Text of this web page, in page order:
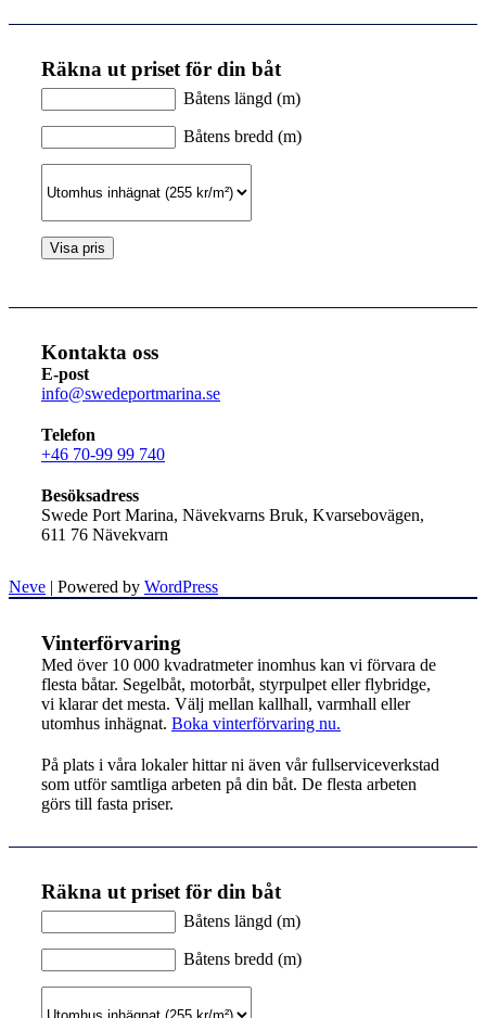
Räkna ut priset för din båt
Båtens längd (m)
Båtens bredd (m)
Kontakta oss
E-post
info@swedeportmarina.se
Telefon
+46 70-99 99 740
Besöksadress
Swede Port Marina, Nävekvarns Bruk, Kvarsebovägen,
611 76 Nävekvarn
Neve | Powered by WordPress
Vinterförvaring
Med över 10 000 kvadratmeter inomhus kan vi förvara de
flesta båtar. Segelbåt, motorbåt, styrpulpet eller flybridge,
vi klarar det mesta. Välj mellan kallhall, varmhall eller
utomhus inhägnat. Boka vinterförvaring nu.
På plats i våra lokaler hittar ni även vår fullserviceverkstad
som utför samtliga arbeten på din båt. De flesta arbeten
görs till fasta priser.
Räkna ut priset för din båt
Båtens längd (m)
Båtens bredd (m)